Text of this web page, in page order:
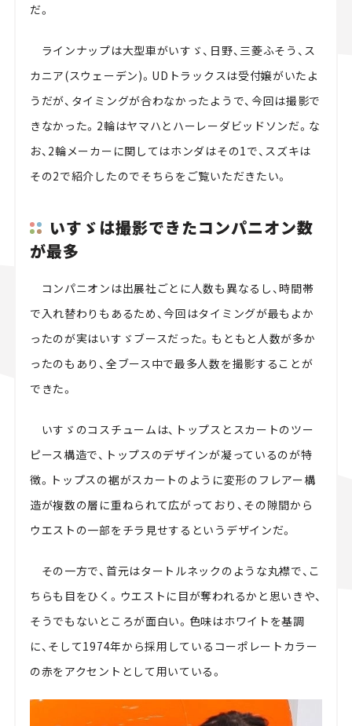
だ。
ラインナップは大型車がいすゞ、日野、三菱ふそう、ス
カニア(スウェーデン)。UDトラックスは受付嬢がいたよ
うだが、タイミングが合わなかったようで、今回は撮影で
きなかった。2輪はヤマハとハーレーダビッドソンだ。な
お、2輪メーカーに関してはホンダはその1で、スズキは
その2で紹介したのでそちらをご覧いただきたい。
いすゞは撮影できたコンパニオン数
が最多
コンパニオンは出展社ごとに人数も異なるし、時間帯
で入れ替わりもあるため、今回はタイミングが最もよか
ったのが実はいすゞブースだった。もともと人数が多か
ったのもあり、全ブース中で最多人数を撮影することが
できた。
いすゞのコスチュームは、トップスとスカートのツー
ピース構造で、トップスのデザインが凝っているのが特
徴。トップスの裾がスカートのように変形のフレアー構
造が複数の層に重ねられて広がっており、その隙間から
ウエストの一部をチラ見せするというデザインだ。
その一方で、首元はタートルネックのような丸襟で、こ
ちらも目をひく。ウエストに目が奪われるかと思いきや、
そうでもないところが面白い。色味はホワイトを基調
に、そして1974年から採用しているコーポレートカラー
の赤をアクセントとして用いている。